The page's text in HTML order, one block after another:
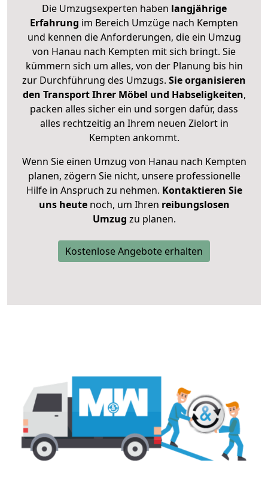
Die Umzugsexperten haben langjährige
Erfahrung im Bereich Umzüge nach Kempten
und kennen die Anforderungen, die ein Umzug
von Hanau nach Kempten mit sich bringt. Sie
kümmern sich um alles, von der Planung bis hin
zur Durchführung des Umzugs. Sie organisieren
den Transport Ihrer Möbel und Habseligkeiten,
packen alles sicher ein und sorgen dafür, dass
alles rechtzeitig an Ihrem neuen Zielort in
Kempten ankommt.
Wenn Sie einen Umzug von Hanau nach Kempten
planen, zögern Sie nicht, unsere professionelle
Hilfe in Anspruch zu nehmen. Kontaktieren Sie
uns heutenoch, um Ihren reibungslosen
Umzug zu planen.
Kostenlose Angebote erhalten